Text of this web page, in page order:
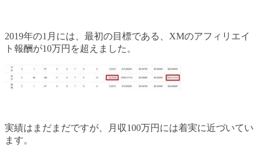
2019年の1月には、最初の目標である、XMのアフィリエイ
ト報酬が10万円を超えました。
実績はまだまだですが、月収100万円には着実に近づいてい
ます。